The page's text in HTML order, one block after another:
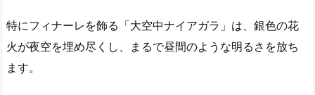
特にフィナーレを飾る「大空中ナイアガラ 」は、銀色の花
火が夜空を埋め尽くし、まるで昼間のような明るさを放ち
ます。